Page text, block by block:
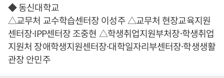
◆ 동신대학교
△교무처 교수학습센터장 이성주 △교무처 현장교육지원
센터장·IPP센터장 조중현 △학생취업지원부처장·학생취업
지원처 장애학생지원센터장·대학일자리부센터장·학생생활
관장 안민주